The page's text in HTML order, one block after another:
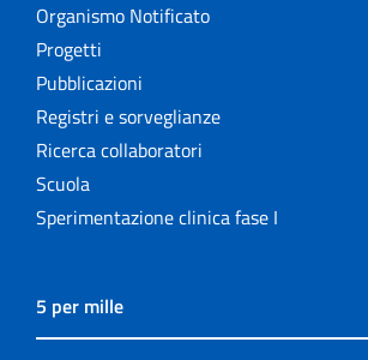
Organismo Notificato
Progetti
Pubblicazioni
Registri e sorveglianze
Ricerca collaboratori
Scuola
Sperimentazione clinica fase I
5 per mille